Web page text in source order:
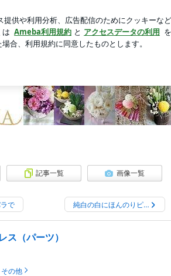
ラワー・フラワーギフト専門店Meihua
フト専門店Meihua
記事一覧 画像一覧
で 純白の白にほんのりピ…
ス（パーツ）
の他